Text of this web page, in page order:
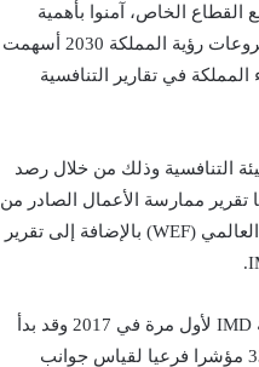
50 جهة حكومية بالشراكة مع القطاع الخاص، آمنوا بأهمية
الإصلاحات التي طبقت خلال الفترة الماضية ومدى فاعليتها. وأكد أن برامج ومشروعات رؤية المملكة 2030 أسهمت
في تقارير التنافسية
التنافسية وذلك من خلال رصد
تقرير ممارسة الأعمال الصادر من
مجموعة البنك الدولي وتقرير التنافسية العالمي الصادر عن المنتدى الاقتصادي العالمي (WEF) بالإضافة إلى تقرير
مما يذكر أن المملكة أدرجت رسميا في تقرير الكتاب السنوي للتنافسية العالمية IMD لأول مرة في 2017 وقد بدأ
التقرير يقيس أداء الدول الأكثر تنافسية في العالم منذ 1989 كما يقوم بتحليل 337 مؤشرا فرعيا لقياس جوانب